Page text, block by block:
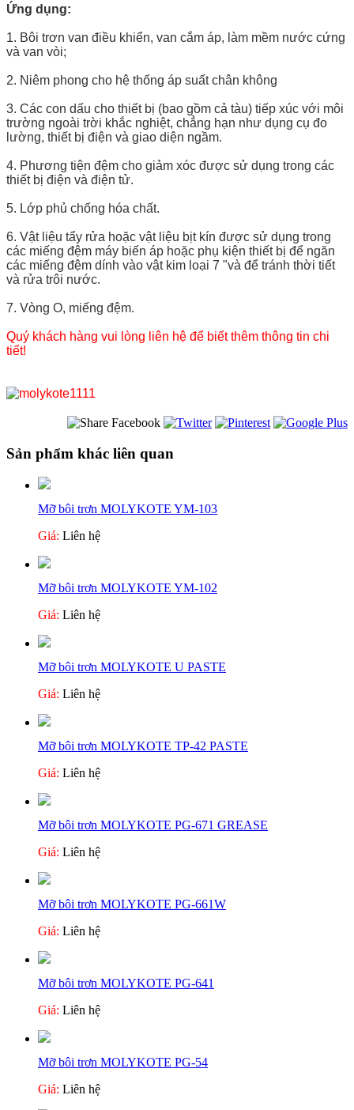
Ứng dụng:
1. Bôi trơn van điều khiển, van cắm áp, làm mềm nước cứng
và van vòi;
2. Niêm phong cho hệ thống áp suất chân không
3. Các con dấu cho thiết bị (bao gồm cả tàu) tiếp xúc với môi
trường ngoài trời khắc nghiệt, chẳng hạn như dụng cụ đo
lường, thiết bị điện và giao diện ngầm.
4. Phương tiện đệm cho giảm xóc được sử dụng trong các
thiết bị điện và điện tử.
5. Lớp phủ chống hóa chất.
6. Vật liệu tẩy rửa hoặc vật liệu bịt kín được sử dụng trong
các miếng đệm máy biến áp hoặc phụ kiện thiết bị để ngăn
các miếng đệm dính vào vật kim loại 7 "và để tránh thời tiết
và rửa trôi nước.
7. Vòng O, miếng đệm.
Quý khách hàng vui lòng liên hệ để biết thêm thông tin chi
tiết!
Sản phẩm khác liên quan
Mỡ bôi trơn MOLYKOTE YM-103
Giá: Liên hệ
Mỡ bôi trơn MOLYKOTE YM-102
Giá: Liên hệ
Mỡ bôi trơn MOLYKOTE U PASTE
Giá: Liên hệ
Mỡ bôi trơn MOLYKOTE TP-42 PASTE
Giá: Liên hệ
Mỡ bôi trơn MOLYKOTE PG-671 GREASE
Giá: Liên hệ
Mỡ bôi trơn MOLYKOTE PG-661W
Giá: Liên hệ
Mỡ bôi trơn MOLYKOTE PG-641
Giá: Liên hệ
Mỡ bôi trơn MOLYKOTE PG-54
Giá: Liên hệ